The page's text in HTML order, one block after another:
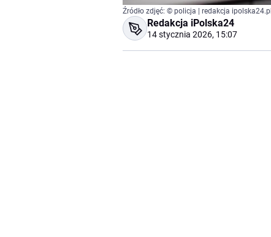
Źródło zdjęć: © policja | redakcja ipolska24.pl
Redakcja iPolska24
14 stycznia 2026, 15:07